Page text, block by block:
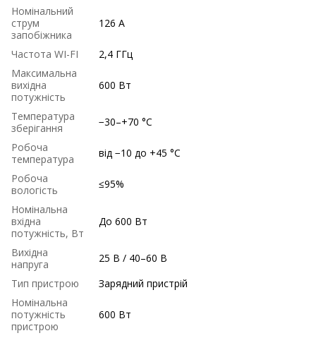
Номінальний
струм
запобіжника
126 А
Частота WI-FI
2,4 ГГц
Максимальна
вихідна
потужність
600 Вт
Температура
зберігання
−30–+70 °C
Робоча
температура
від −10 до +45 °C
Робоча
вологість
≤95%
Номінальна
вхідна
потужність, Вт
До 600 Вт
Вихідна
напруга
25 В / 40–60 В
Тип пристрою
Зарядний пристрій
Номінальна
потужність
пристрою
600 Вт